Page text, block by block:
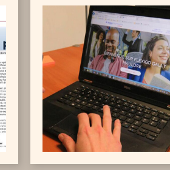
de bus à proximité. Avec
Flexigo, les clients pourront
descendre à l'arrêt « Collège
», situé à 100 m. « J'ai
commandé 300 tickets pour
les entrepreneurs de la
Briqueterie et leurs salariés.